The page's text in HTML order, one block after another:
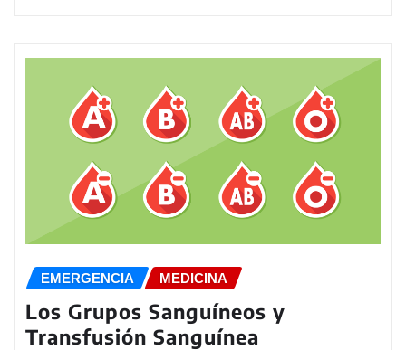
EMERGENCIA MEDICINA
Los Grupos Sanguíneos y
Transfusión Sanguínea